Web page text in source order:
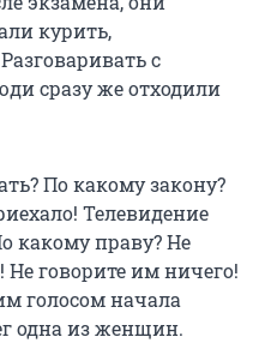
курить,
с
сразу же отходили
По какому закону?
Телевидение
какому праву? Не
говорите им ничего!
голосом начала
одна из женщин.